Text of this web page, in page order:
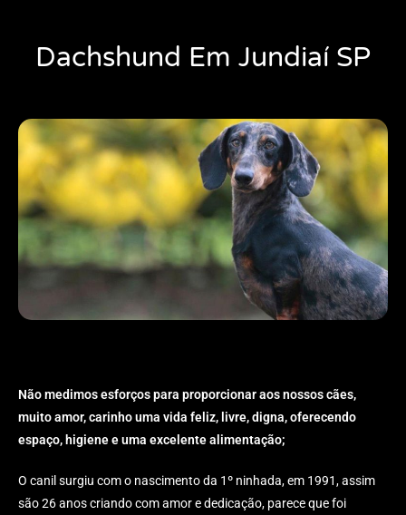
Dachshund Em Jundiaí SP
Não medimos esforços para proporcionar aos nossos cães,
muito amor, carinho uma vida feliz, livre, digna, oferecendo
espaço, higiene e uma excelente alimentação;
O canil surgiu com o nascimento da 1º ninhada, em 1991, assim
são 26 anos criando com amor e dedicação, parece que foi